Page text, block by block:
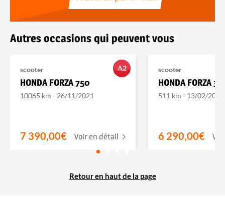
Autres occasions qui peuvent vous
A2
scooter
HONDA FORZA 750
10065 km - 26/11/2021
7 390,00€ Voir en détail
scooter
HONDA FORZA
511 km - 13/02/2026
6 290,00€
Retour en haut de la page